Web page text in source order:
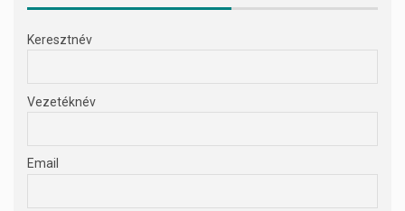
Keresztnév
Vezetéknév
Email